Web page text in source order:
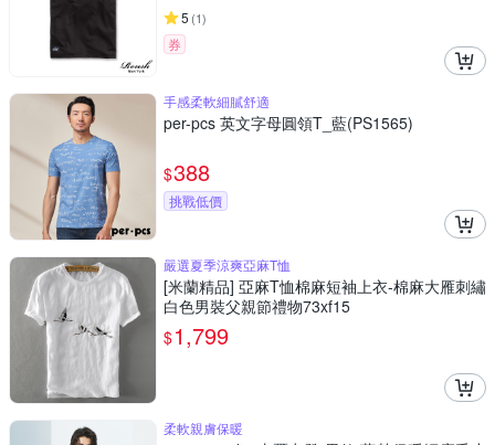
5 (1)
券
手感柔軟細膩舒適
per-pcs 英文字母圓領T_藍(PS1565)
$388
挑戰低價
嚴選夏季涼爽亞麻T恤
[米蘭精品] 亞麻T恤棉麻短袖上衣-棉麻大雁刺繡
白色男裝父親節禮物73xf15
$1,799
柔軟親膚保暖